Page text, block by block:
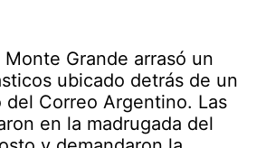
Grande arrasó un
ubicado detrás de un
Correo Argentino. Las
en la madrugada del